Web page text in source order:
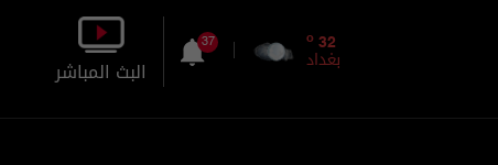
32
o
بغداد
37
البث المباشر